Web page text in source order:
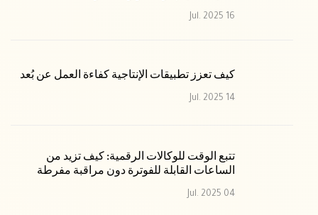
16 Jul. 2025
كيف تعزز تطبيقات الإنتاجية كفاءة العمل عن بُعد
14 Jul. 2025
تتبع الوقت للوكالات الرقمية: كيف تزيد من
الساعات القابلة للفوترة دون مراقبة مفرطة
04 Jul. 2025